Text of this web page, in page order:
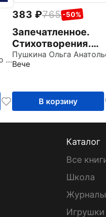
Городницкий Александр Моисеевич
383 765 -50%
Запечатленное.
Стихотворения.
Избранное
Вече
В корзину
Каталог
Все
Школа
Журналы
Игрушки